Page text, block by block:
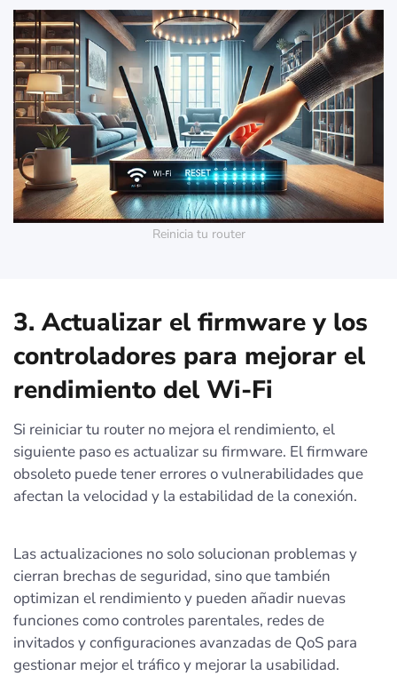
Reinicia tu router
3. Actualizar el firmware y los
controladores para mejorar el
rendimiento del Wi-Fi
Si reiniciar tu router no mejora el rendimiento, el
siguiente paso es actualizar su firmware. El firmware
obsoleto puede tener errores o vulnerabilidades que
afectan la velocidad y la estabilidad de la conexión.
Las actualizaciones no solo solucionan problemas y
cierran brechas de seguridad, sino que también
optimizan el rendimiento y pueden añadir nuevas
funciones como controles parentales, redes de
invitados y configuraciones avanzadas de QoS para
gestionar mejor el tráfico y mejorar la usabilidad.